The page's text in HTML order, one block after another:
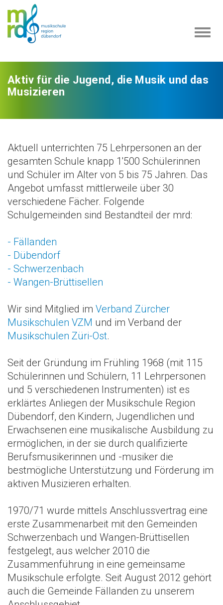
Aktiv für die Jugend, die Musik und das
Musizieren
Aktuell unterrichten 75 Lehrpersonen an der
gesamten Schule knapp 1'500 Schülerinnen
und Schüler im Alter von 5 bis 75 Jahren. Das
Angebot umfasst mittlerweile über 30
verschiedene Fächer. Folgende
Schulgemeinden sind Bestandteil der mrd:
- Fällanden
- Dübendorf
- Schwerzenbach
- Wangen-Brüttisellen
Wir sind Mitglied im Verband Zürcher
Musikschulen VZM und im Verband der
Musikschulen Züri-Ost.
Seit der Gründung im Frühling 1968 (mit 115
Schülerinnen und Schülern, 11 Lehrpersonen
und 5 verschiedenen Instrumenten) ist es
erklärtes Anliegen der Musikschule Region
Dübendorf, den Kindern, Jugendlichen und
Erwachsenen eine musikalische Ausbildung zu
ermöglichen, in der sie durch qualifizierte
Berufsmusikerinnen und -musiker die
bestmögliche Unterstützung und Förderung im
aktiven Musizieren erhalten.
1970/71 wurde mittels Anschlussvertrag eine
erste Zusammenarbeit mit den Gemeinden
Schwerzenbach und Wangen-Brüttisellen
festgelegt, aus welcher 2010 die
Zusammenführung in eine gemeinsame
Musikschule erfolgte. Seit August 2012 gehört
auch die Gemeinde Fällanden zu unserem